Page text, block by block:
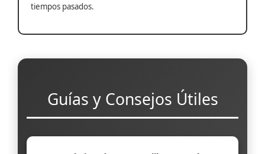
tiempos pasados.
Guías y Consejos Útiles